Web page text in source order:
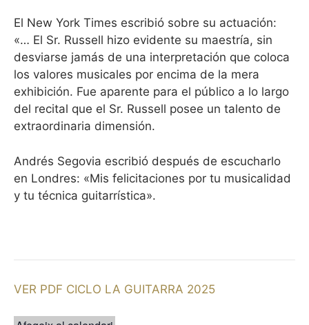
El New York Times escribió sobre su actuación:
«… El Sr. Russell hizo evidente su maestría, sin
desviarse jamás de una interpretación que coloca
los valores musicales por encima de la mera
exhibición. Fue aparente para el público a lo largo
del recital que el Sr. Russell posee un talento de
extraordinaria dimensión.
Andrés Segovia escribió después de escucharlo
en Londres: «Mis felicitaciones por tu musicalidad
y tu técnica guitarrística».
VER PDF CICLO LA GUITARRA 2025